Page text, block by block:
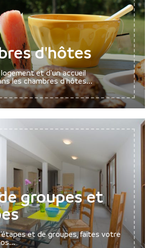
d'hôtes
et d'un accueil
les chambres d'hôtes...
groupes et
et de groupes, faites votre